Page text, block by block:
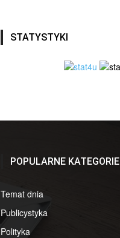
STATYSTYKI
POPULARNE KATEGORIE
Temat dnia
Publicystyka
Polityka